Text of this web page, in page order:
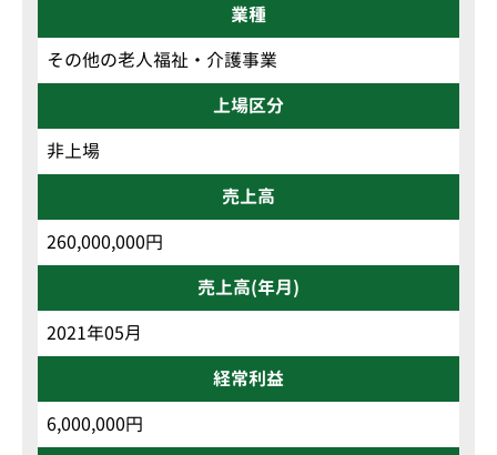
業種
その他の老人福祉・介護事業
上場区分
非上場
売上高
260,000,000円
売上高(年月)
2021年05月
経常利益
6,000,000円